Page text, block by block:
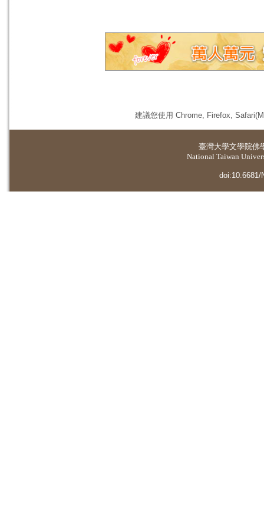
建議您使用 Chrome, Firefox,
臺灣大學文學院佛
National Taiwan
doi:10.6681/